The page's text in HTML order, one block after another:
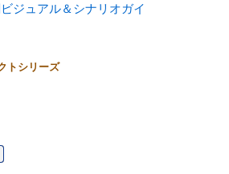
ジュアル＆シナリオガイ
トシリーズ